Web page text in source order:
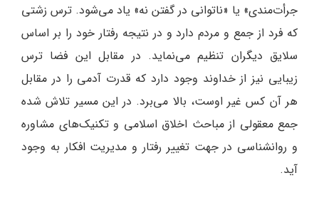
جرأت‌مندی» یا «ناتوانی در گفتن نه» یاد می‌شود. ترس زشتی
که فرد از جمع و مردم دارد و در نتیجه رفتار خود را بر اساس
سلایق دیگران تنظیم می‌نماید. در مقابل این فضا ترس
زیبایی نیز از خداوند وجود دارد که قدرت آدمی را در مقابل
هر آن کس غیر اوست، بالا می‌برد. در این مسیر تلاش شده
جمع معقولی از مباحث اخلاق اسلامی و تکنیک‌های مشاوره
و روانشناسی در جهت تغییر رفتار و مدیریت افکار به وجود
آید.